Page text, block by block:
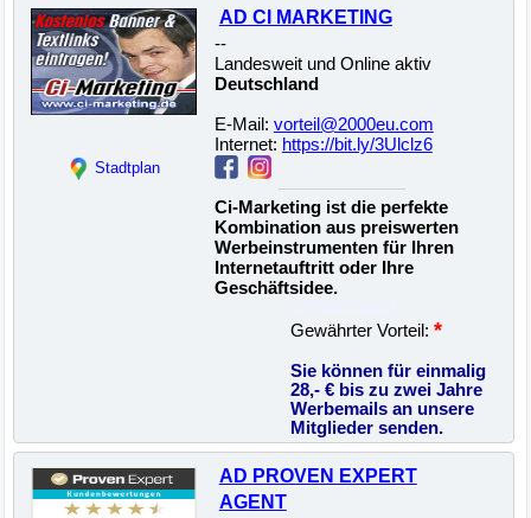
Stadtplan
AD CI MARKETING
--
Landesweit und Online aktiv
Deutschland
E-Mail: vorteil@2000eu.com
Internet: https://bit.ly/3Ulclz6
Ci-Marketing ist die perfekte
Kombination aus preiswerten
Werbeinstrumenten für Ihren
Internetauftritt oder Ihre
Geschäftsidee.
Gewährter Vorteil: *
Sie können für einmalig
28,- € bis zu zwei Jahre
Werbemails an unsere
Mitglieder senden.
AD PROVEN EXPERT
AGENT